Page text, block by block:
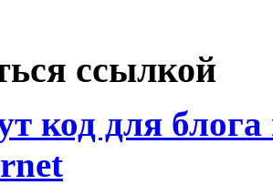
ссылкой
код для